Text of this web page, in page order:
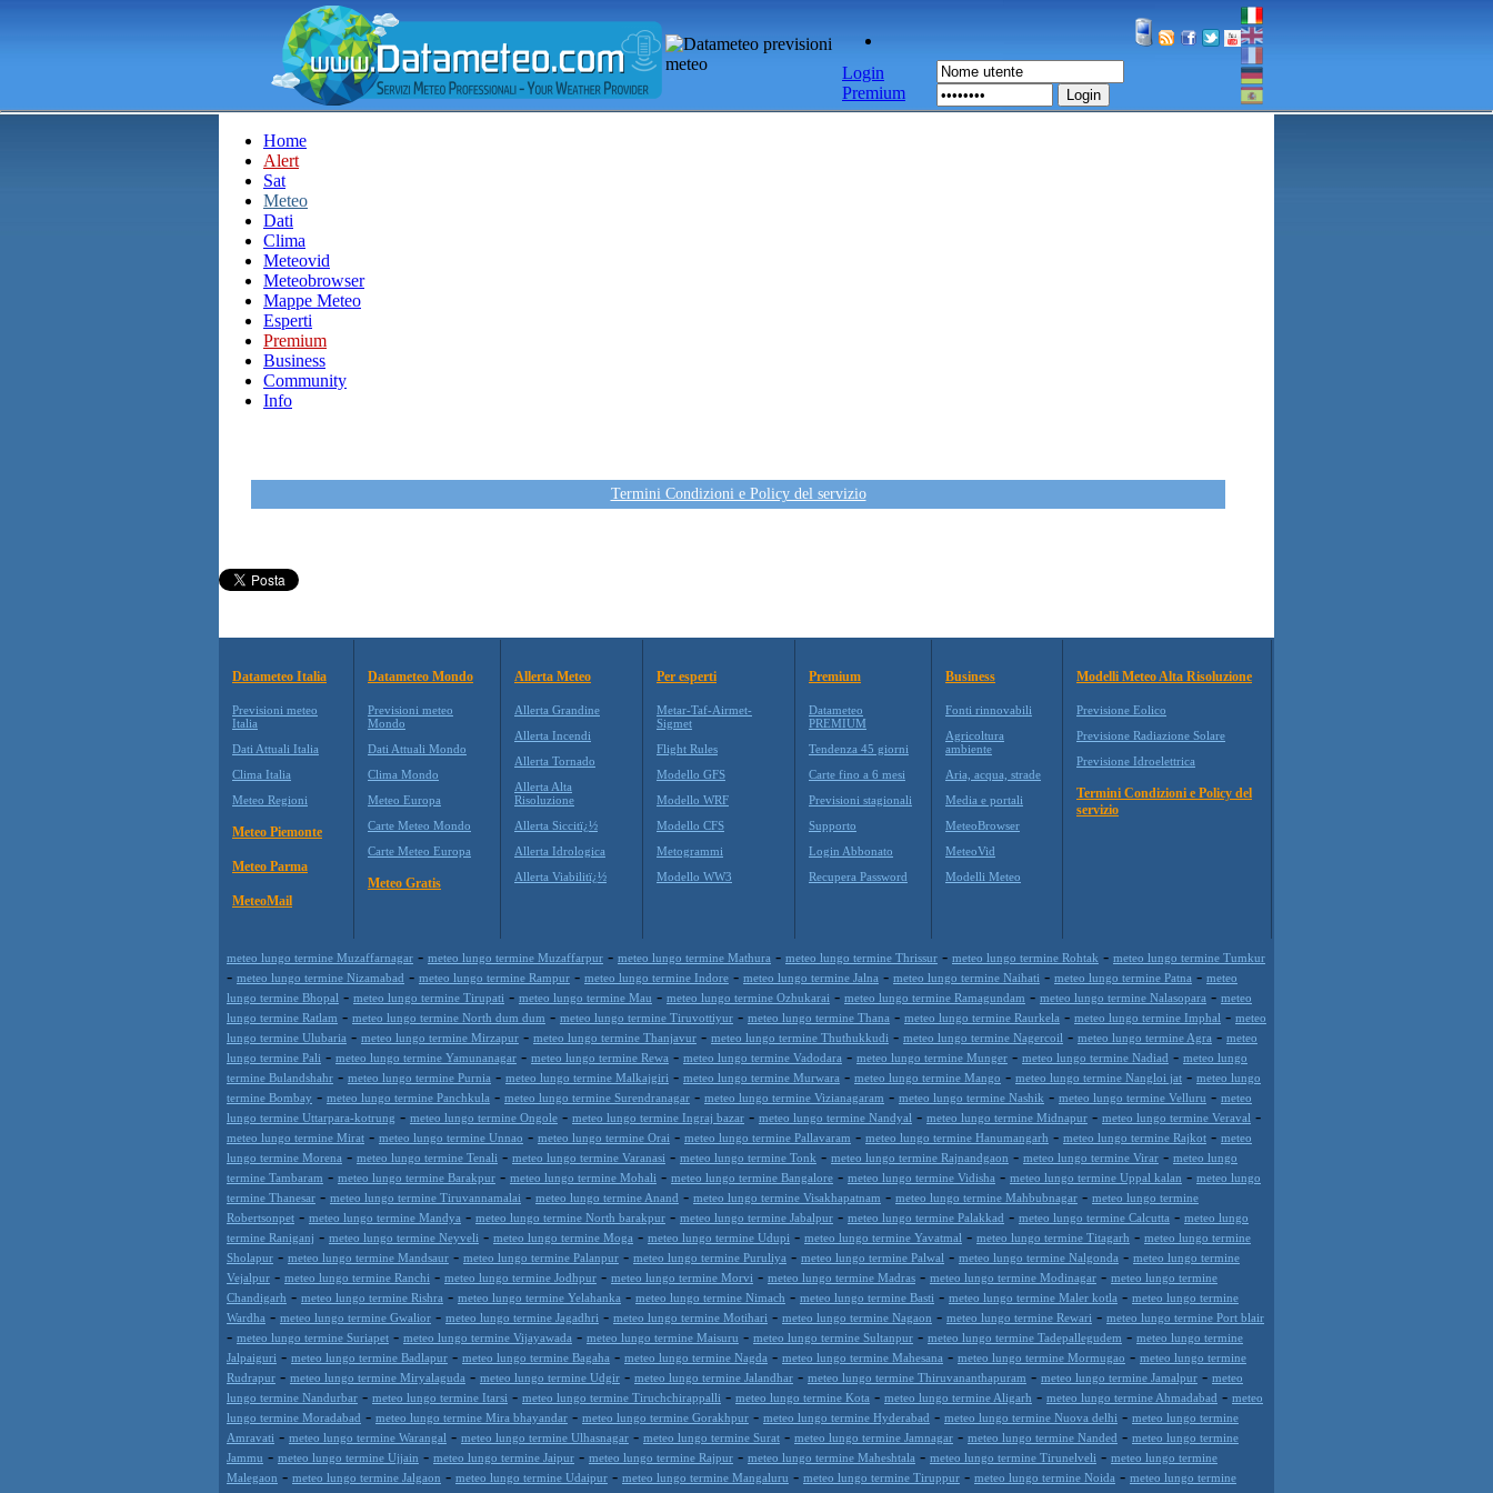
Login
Premium
Login
Home
Alert
Sat
Meteo
Dati
Clima
Meteovid
Meteobrowser
Mappe Meteo
Esperti
Premium
Business
Community
Info
Termini Condizioni e Policy del servizio
Datameteo Italia
Previsioni meteo
Italia
Dati Attuali Italia
Clima Italia
Meteo Regioni
Meteo Piemonte
Meteo Parma
MeteoMail
Datameteo Mondo
Previsioni meteo
Mondo
Dati Attuali Mondo
Clima Mondo
Meteo Europa
Carte Meteo Mondo
Carte Meteo Europa
Meteo Gratis
Allerta Meteo
Allerta Grandine
Allerta Incendi
Allerta Tornado
Allerta Alta
Risoluzione
Allerta Siccitï¿½
Allerta Idrologica
Allerta Viabilitï¿½
Per esperti
Metar-Taf-Airmet-
Sigmet
Flight Rules
Modello GFS
Modello WRF
Modello CFS
Metogrammi
Modello WW3
Premium
Datameteo
PREMIUM
Tendenza 45 giorni
Carte fino a 6 mesi
Previsioni stagionali
Supporto
Login Abbonato
Recupera Password
Business
Fonti rinnovabili
Agricoltura
ambiente
Aria, acqua, strade
Media e portali
MeteoBrowser
MeteoVid
Modelli Meteo
Modelli Meteo Alta Risoluzione
Previsione Eolico
Previsione Radiazione Solare
Previsione Idroelettrica
Termini Condizioni e Policy del
servizio
meteo lungo termine Muzaffarnagar - meteo lungo termine Muzaffarpur - meteo lungo termine Mathura - meteo lungo termine Thrissur - meteo lungo termine Rohtak - meteo lungo termine Tumkur
- meteo lungo termine Nizamabad - meteo lungo termine Rampur - meteo lungo termine Indore - meteo lungo termine Jalna - meteo lungo termine Naihati - meteo lungo termine Patna - meteo
lungo termine Bhopal - meteo lungo termine Tirupati - meteo lungo termine Mau - meteo lungo termine Ozhukarai - meteo lungo termine Ramagundam - meteo lungo termine Nalasopara - meteo
lungo termine Ratlam - meteo lungo termine North dum dum - meteo lungo termine Tiruvottiyur - meteo lungo termine Thana - meteo lungo termine Raurkela - meteo lungo termine Imphal - meteo
lungo termine Ulubaria - meteo lungo termine Mirzapur - meteo lungo termine Thanjavur - meteo lungo termine Thuthukkudi - meteo lungo termine Nagercoil - meteo lungo termine Agra - meteo
lungo termine Pali - meteo lungo termine Yamunanagar - meteo lungo termine Rewa - meteo lungo termine Vadodara - meteo lungo termine Munger - meteo lungo termine Nadiad - meteo lungo
termine Bulandshahr - meteo lungo termine Purnia - meteo lungo termine Malkajgiri - meteo lungo termine Murwara - meteo lungo termine Mango - meteo lungo termine Nangloi jat - meteo lungo
termine Bombay - meteo lungo termine Panchkula - meteo lungo termine Surendranagar - meteo lungo termine Vizianagaram - meteo lungo termine Nashik - meteo lungo termine Velluru - meteo
lungo termine Uttarpara-kotrung - meteo lungo termine Ongole - meteo lungo termine Ingraj bazar - meteo lungo termine Nandyal - meteo lungo termine Midnapur - meteo lungo termine Veraval -
meteo lungo termine Mirat - meteo lungo termine Unnao - meteo lungo termine Orai - meteo lungo termine Pallavaram - meteo lungo termine Hanumangarh - meteo lungo termine Rajkot - meteo
lungo termine Morena - meteo lungo termine Tenali - meteo lungo termine Varanasi - meteo lungo termine Tonk - meteo lungo termine Rajnandgaon - meteo lungo termine Virar - meteo lungo
termine Tambaram - meteo lungo termine Barakpur - meteo lungo termine Mohali - meteo lungo termine Bangalore - meteo lungo termine Vidisha - meteo lungo termine Uppal kalan - meteo lungo
termine Thanesar - meteo lungo termine Tiruvannamalai - meteo lungo termine Anand - meteo lungo termine Visakhapatnam - meteo lungo termine Mahbubnagar - meteo lungo termine
Robertsonpet - meteo lungo termine Mandya - meteo lungo termine North barakpur - meteo lungo termine Jabalpur - meteo lungo termine Palakkad - meteo lungo termine Calcutta - meteo lungo
termine Raniganj - meteo lungo termine Neyveli - meteo lungo termine Moga - meteo lungo termine Udupi - meteo lungo termine Yavatmal - meteo lungo termine Titagarh - meteo lungo termine
Sholapur - meteo lungo termine Mandsaur - meteo lungo termine Palanpur - meteo lungo termine Puruliya - meteo lungo termine Palwal - meteo lungo termine Nalgonda - meteo lungo termine
Vejalpur - meteo lungo termine Ranchi - meteo lungo termine Jodhpur - meteo lungo termine Morvi - meteo lungo termine Madras - meteo lungo termine Modinagar - meteo lungo termine
Chandigarh - meteo lungo termine Rishra - meteo lungo termine Yelahanka - meteo lungo termine Nimach - meteo lungo termine Basti - meteo lungo termine Maler kotla - meteo lungo termine
Wardha - meteo lungo termine Gwalior - meteo lungo termine Jagadhri - meteo lungo termine Motihari - meteo lungo termine Nagaon - meteo lungo termine Rewari - meteo lungo termine Port blair
- meteo lungo termine Suriapet - meteo lungo termine Vijayawada - meteo lungo termine Maisuru - meteo lungo termine Sultanpur - meteo lungo termine Tadepallegudem - meteo lungo termine
Jalpaiguri - meteo lungo termine Badlapur - meteo lungo termine Bagaha - meteo lungo termine Nagda - meteo lungo termine Mahesana - meteo lungo termine Mormugao - meteo lungo termine
Rudrapur - meteo lungo termine Miryalaguda - meteo lungo termine Udgir - meteo lungo termine Jalandhar - meteo lungo termine Thiruvananthapuram - meteo lungo termine Jamalpur - meteo
lungo termine Nandurbar - meteo lungo termine Itarsi - meteo lungo termine Tiruchchirappalli - meteo lungo termine Kota - meteo lungo termine Aligarh - meteo lungo termine Ahmadabad - meteo
lungo termine Moradabad - meteo lungo termine Mira bhayandar - meteo lungo termine Gorakhpur - meteo lungo termine Hyderabad - meteo lungo termine Nuova delhi - meteo lungo termine
Amravati - meteo lungo termine Warangal - meteo lungo termine Ulhasnagar - meteo lungo termine Surat - meteo lungo termine Jamnagar - meteo lungo termine Nanded - meteo lungo termine
Jammu - meteo lungo termine Ujjain - meteo lungo termine Jaipur - meteo lungo termine Rajpur - meteo lungo termine Maheshtala - meteo lungo termine Tirunelveli - meteo lungo termine
Malegaon - meteo lungo termine Jalgaon - meteo lungo termine Udaipur - meteo lungo termine Mangaluru - meteo lungo termine Tiruppur - meteo lungo termine Noida - meteo lungo termine